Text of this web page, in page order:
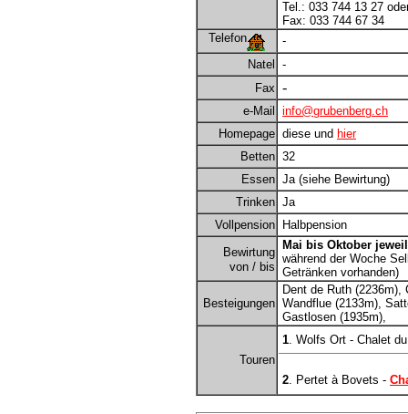
Tel.: 033 744 13 27
Fax: 033 744 67 34
Telefon
-
Natel
-
Fax -
e-Mail
info@grubenberg.ch
Homepage diese und hier
Betten 32
Essen Ja (siehe Bewirtung)
Trinken Ja
Vollpension
Halbpension
Bewirtung
von / bis
Mai bis Oktober
während der Woche
Getränken vorhanden)
Besteigungen
Dent de Ruth (2236m),
Wandflue (2133m),
Gastlosen (1935m),
Touren
1. Wolfs Ort - Chalet
2. Pertet à Bovets -